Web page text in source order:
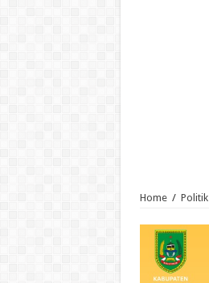
Home / Politik